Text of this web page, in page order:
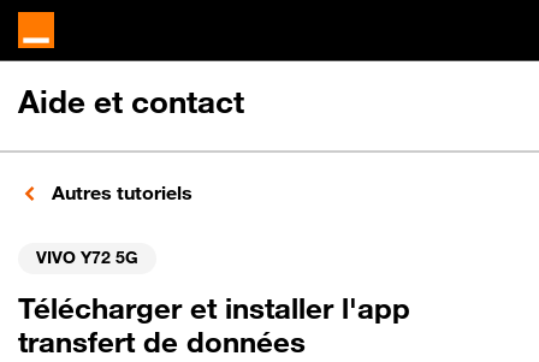
Aide et contact
Autres tutoriels
VIVO Y72 5G
Télécharger et installer l'app
transfert de données